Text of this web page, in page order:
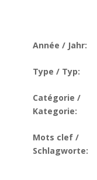
Année / Jahr:
Type / Typ:
Catégorie /
Kategorie:
Mots clef /
Schlagworte: